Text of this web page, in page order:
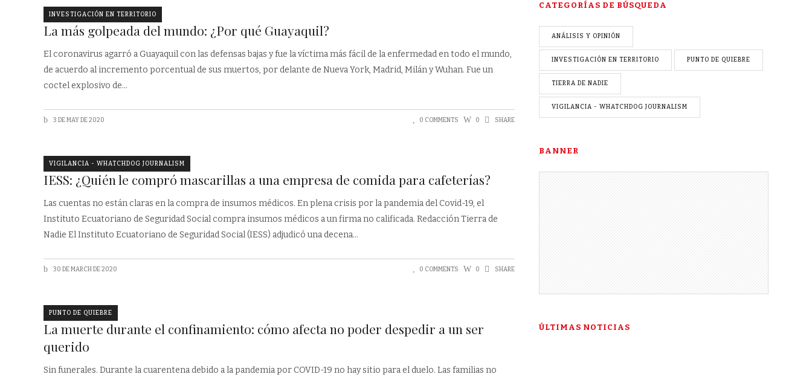
INVESTIGACIÓN EN TERRITORIO
La más golpeada del mundo: ¿Por qué Guayaquil?
El coronavirus agarró a Guayaquil con las defensas bajas y fue la víctima más fácil de la enfermedad en todo el mundo,
de acuerdo al incremento porcentual de sus muertos, por delante de Nueva York, Madrid, Milán y Wuhan. Fue un
coctel explosivo de
3 DE MAY DE 2020 0 COMMENTS 0 SHARE
VIGILANCIA - WHATCHDOG JOURNALISM
IESS: ¿Quién le compró mascarillas a una empresa de comida para cafeterías?
Las cuentas no están claras en la compra de insumos médicos. En plena crisis por la pandemia del Covid-19, el
Instituto Ecuatoriano de Seguridad Social compra insumos médicos a un firma no calificada. Redacción Tierra de
Nadie El Instituto Ecuatoriano de Seguridad Social (IESS) adjudicó una decena
30 DE MARCH DE 2020 0 COMMENTS 0 SHARE
PUNTO DE QUIEBRE
La muerte durante el confinamiento: cómo afecta no poder despedir a un ser
querido
Sin funerales. Durante la cuarentena debido a la pandemia por COVID-19 no hay sitio para el duelo. Las familias no
CATEGORÍAS DE BÚSQUEDA
ANÁLISIS Y OPINIÓN
INVESTIGACIÓN EN TERRITORIO PUNTO DE QUIEBRE
TIERRA DE NADIE
VIGILANCIA - WHATCHDOG JOURNALISM
BANNER
ÚLTIMAS NOTICIAS